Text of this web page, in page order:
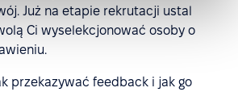
Już na etapie rekrutacji ustal
Ci wyselekcjonować osoby o
przekazywać feedback i jak go